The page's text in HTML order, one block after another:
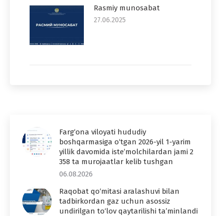
Rasmiy munosabat
27.06.2025
Farg‘ona viloyati hududiy
boshqarmasiga o‘tgan 2026-yil 1-yarim
yillik davomida iste’molchilardan jami 2
358 ta murojaatlar kelib tushgan
06.08.2026
Raqobat qo‘mitasi aralashuvi bilan
tadbirkordan gaz uchun asossiz
undirilgan to‘lov qaytarilishi ta’minlandi